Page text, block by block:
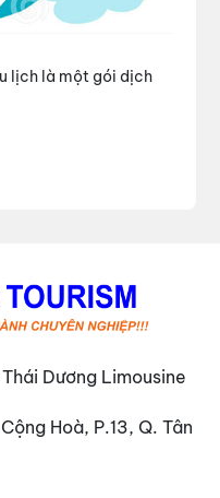
lịch là một gói dịch
Dương Limousine
Hoà, P.13, Q. Tân